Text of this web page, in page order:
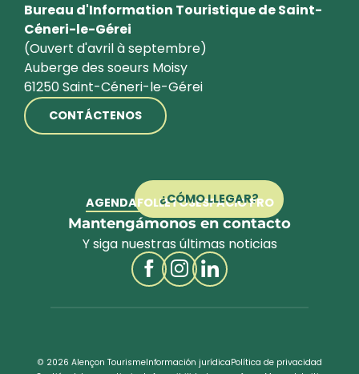
Bureau d'Information Touristique de Saint-
Céneri-le-Gérei
(Ouvert d'avril à septembre)
Auberge des soeurs Moisy
61250 Saint-Céneri-le-Gérei
CONTÁCTENOS
¿CÓMO LLEGAR?
AGENDAFOLLETOSESPACIO PRO
Mantengámonos en contacto
Y siga nuestras últimas noticias
© 2026 Alençon TourismeInformación jurídicaPolítica de privacidad